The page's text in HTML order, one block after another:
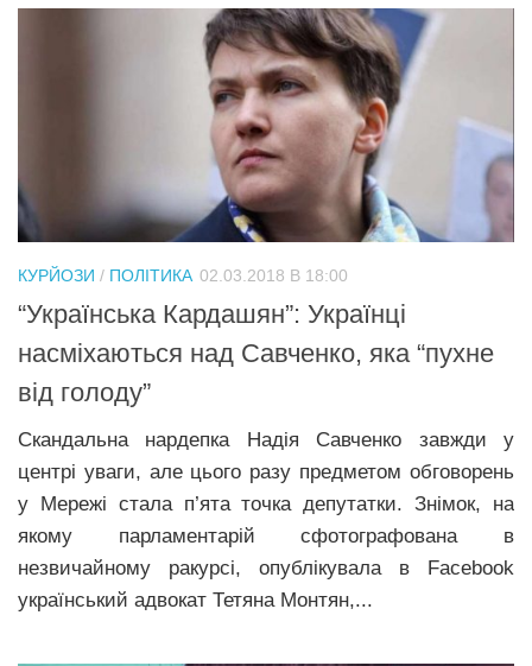
Трагедії
Культура
Шоу-біз
#Війна
КУРЙОЗИ / ПОЛІТИКА 02.03.2018 В 18:00
“Українська Кардашян”: Українці
насміхаються над Савченко, яка “пухне
від голоду”
Скандальна нардепка Надія Савченко завжди у
центрі уваги, але цього разу предметом обговорень
у Мережі стала п’ята точка депутатки. Знімок, на
якому парламентарій сфотографована в
незвичайному ракурсі, опублікувала в Facebook
український адвокат Тетяна Монтян,...